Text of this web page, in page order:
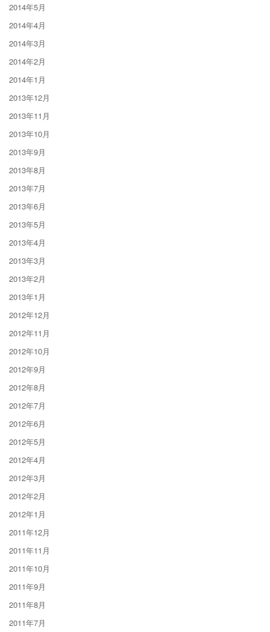
2014年5月
2014年4月
2014年3月
2014年2月
2014年1月
2013年12月
2013年11月
2013年10月
2013年9月
2013年8月
2013年7月
2013年6月
2013年5月
2013年4月
2013年3月
2013年2月
2013年1月
2012年12月
2012年11月
2012年10月
2012年9月
2012年8月
2012年7月
2012年6月
2012年5月
2012年4月
2012年3月
2012年2月
2012年1月
2011年12月
2011年11月
2011年10月
2011年9月
2011年8月
2011年7月